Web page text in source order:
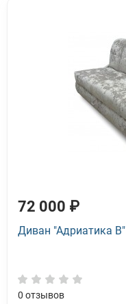
72 000 ₽
Диван "Адриатика В"
0 отзывов